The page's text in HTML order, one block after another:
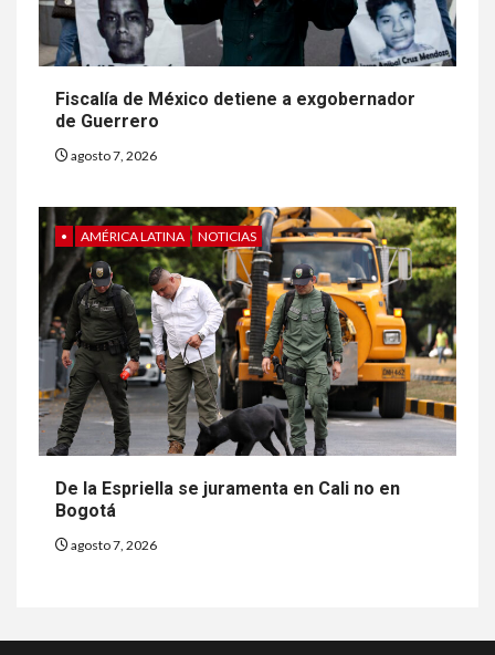
Fiscalía de México detiene a exgobernador
de Guerrero
agosto 7, 2026
• AMÉRICA LATINA NOTICIAS
De la Espriella se juramenta en Cali no en
Bogotá
agosto 7, 2026